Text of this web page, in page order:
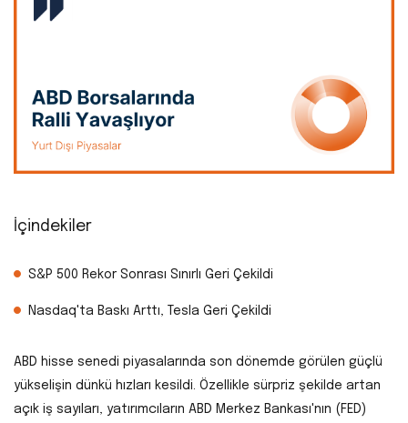
İçindekiler
S&P 500 Rekor Sonrası Sınırlı Geri Çekildi
Nasdaq'ta Baskı Arttı, Tesla Geri Çekildi
ABD hisse senedi piyasalarında son dönemde görülen güçlü
yükselişin dünkü hızları kesildi. Özellikle sürpriz şekilde artan
açık iş sayıları, yatırımcıların ABD Merkez Bankası'nın (FED)